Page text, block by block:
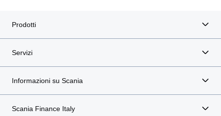
Prodotti
Servizi
Informazioni su Scania
Scania Finance Italy